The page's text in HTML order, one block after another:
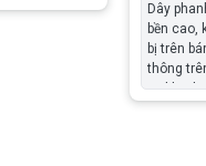
Dây
bền cao,
bị trên
thông
xe khi